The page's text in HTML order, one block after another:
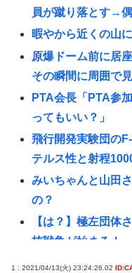
員が蹴り落とす→
暇やから近くの山
原爆ドーム前に居
その瞬間に周囲で
PTA会長「PTA参
ってもいい？」
飛行開発実験団の
テルス性と射程
みいちゃんと山田
の？
【は？】極左団体
核戦争が始まる！
1 : 2021/04/13(火) 23:24:26.02